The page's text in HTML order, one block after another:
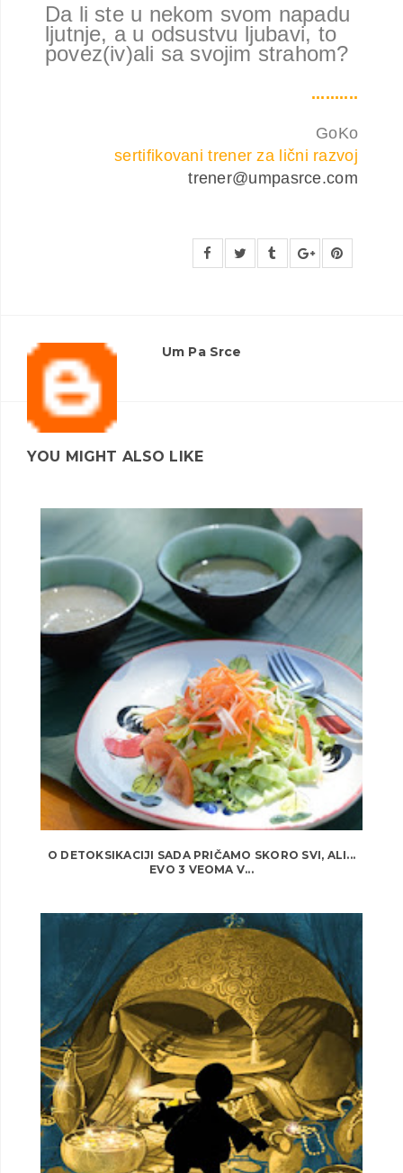
Da li ste u nekom svom napadu
ljutnje, a u odsustvu ljubavi, to
povez(iv)ali sa svojim strahom?
..........
GoKo
sertifikovani trener za lični razvoj
trener@umpasrce.com
Um Pa Srce
YOU MIGHT ALSO LIKE
O DETOKSIKACIJI SADA PRIČAMO SKORO SVI, ALI...
EVO 3 VEOMA V...